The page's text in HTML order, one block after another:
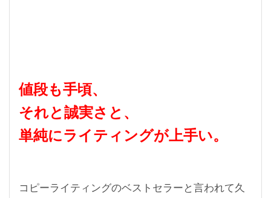
値段も手頃、
それと誠実さと、
単純にライティングが上手い。
コピーライティングのベストセラーと言われて久